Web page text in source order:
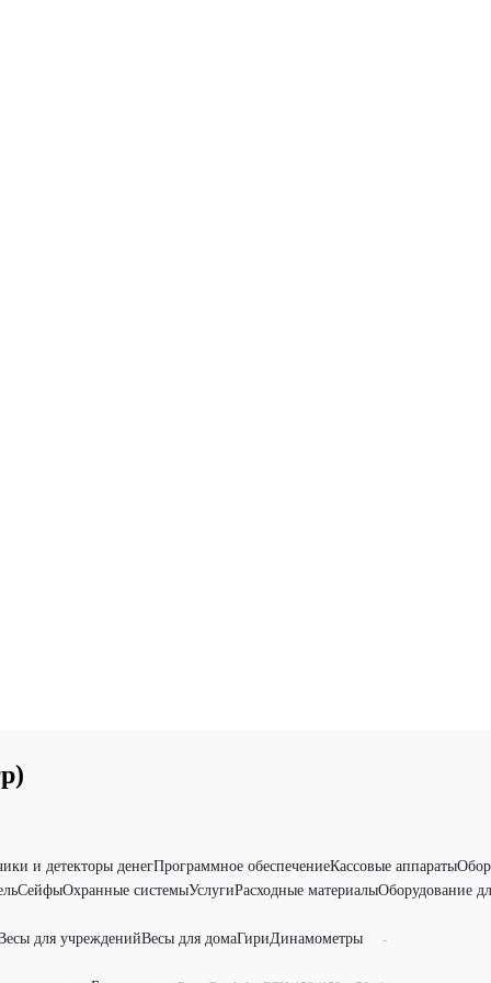
и детекторы денегПрограммное обеспечениеКассовые аппараты
СейфыОхранные системыУслугиРасходные материалыОборудование
для учрежденийВесы для домаГириДинамометры
-